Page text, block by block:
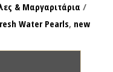
& Μαργαριτάρια
Water Pearls, new